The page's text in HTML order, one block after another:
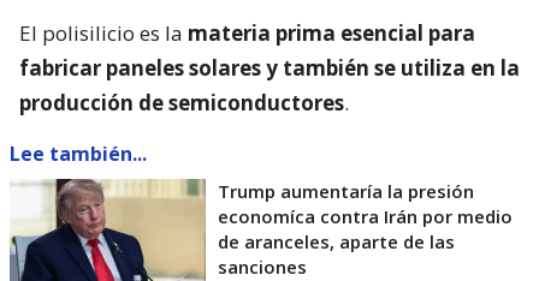
El polisilicio es la materia prima esencial para
fabricar paneles solares y también se utiliza en la
producción de semiconductores.
Lee también...
Trump aumentaría la presión
economíca contra Irán por medio
de aranceles, aparte de las
sanciones